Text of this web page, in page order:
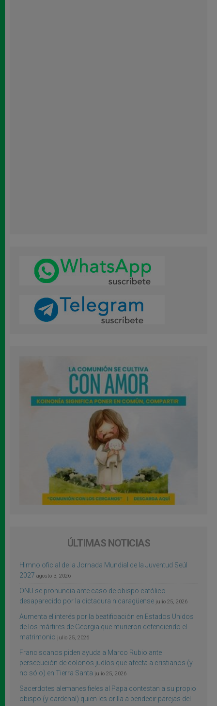
ÚLTIMAS NOTICIAS
Himno oficial de la Jornada Mundial de la Juventud Seúl
2027 agosto 3, 2026
ONU se pronuncia ante caso de obispo católico
desaparecido por la dictadura nicaragüense julio 25, 2026
Aumenta el interés por la beatificación en Estados Unidos
de los mártires de Georgia que murieron defendiendo el
matrimonio julio 25, 2026
Franciscanos piden ayuda a Marco Rubio ante
persecución de colonos judíos que afecta a cristianos (y
no sólo) en Tierra Santa julio 25, 2026
Sacerdotes alemanes fieles al Papa contestan a su propio
obispo (y cardenal) quien les orilla a bendecir parejas del